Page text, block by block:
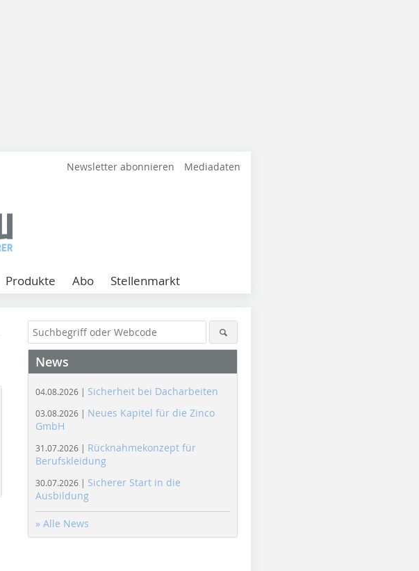
Newsletter abonnieren Mediadaten
Produkte Abo Stellenmarkt
News
04.08.2026 | Sicherheit bei Dacharbeiten
03.08.2026 | Neues Kapitel für die Zinco
GmbH
31.07.2026 | Rücknahmekonzept für
Berufskleidung
30.07.2026 | Sicherer Start in die
Ausbildung
» Alle News